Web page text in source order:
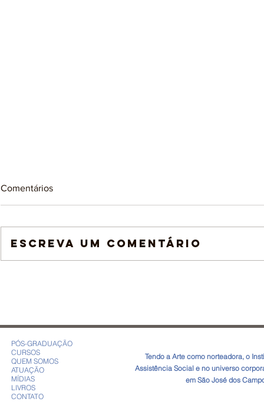
Comentários
Escreva um comentário
PÓS-GRADUAÇÃO
CURSOS
QUEM SOMOS
ATUAÇÃO
MÍDIAS
LIVROS
CONTATO
​Tendo a Arte como norteadora, o
Assistência Social e no universo
em São José dos